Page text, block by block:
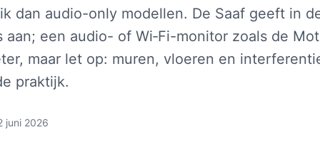
dan audio-only modellen. De Saaf geeft in
een audio- of Wi‑Fi-monitor zoals de
maar let op: muren, vloeren en
praktijk.
juni 2026